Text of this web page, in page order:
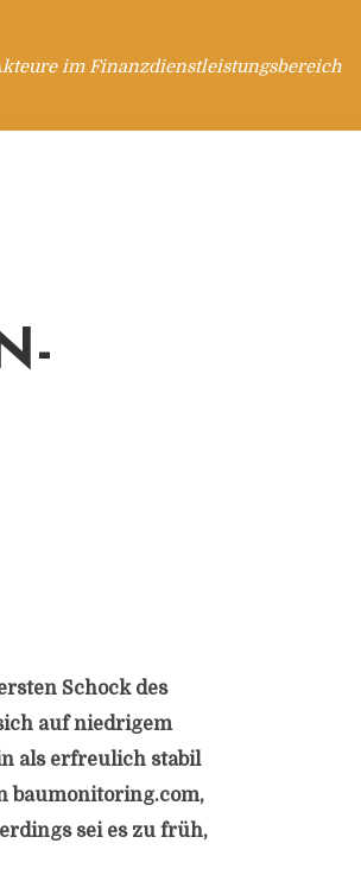
im Finanzdienstleistungsbereich
Schock des
auf niedrigem
als erfreulich stabil
baumonitoring.com,
sei es zu früh,